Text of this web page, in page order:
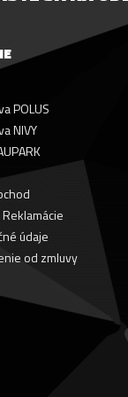
POLUS
NIVY
údaje
od zmluvy